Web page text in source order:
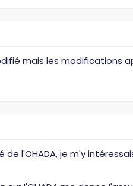
mais les modifications
l'OHADA, je m'y